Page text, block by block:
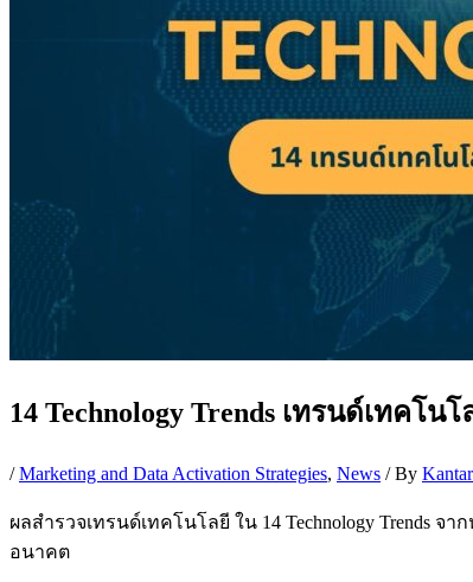
14 Technology Trends เทรนด์เทคโน
/Marketing and Data Activation Strategies, News / By
ผลสำรวจเทรนด์เทคโนโลยี ใน 14 Technology Trends
อนาคต